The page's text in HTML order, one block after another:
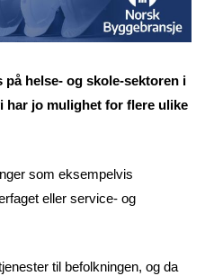
helse- og skole-sektoren i
har jo mulighet for flere ulike
som eksempelvis
eller service- og
til befolkningen, og da